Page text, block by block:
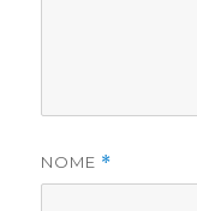
NOME *